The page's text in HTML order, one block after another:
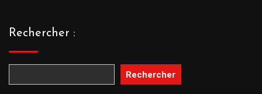
Rechercher :
Rechercher